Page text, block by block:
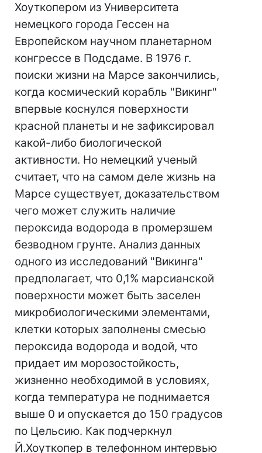
Хоуткопером из Университета
немецкого города Гессен на
Европейском научном планетарном
конгрессе в Подсдаме. В 1976 г.
поиски жизни на Марсе закончились,
когда космический корабль "Викинг"
впервые коснулся поверхности
красной планеты и не зафиксировал
какой-либо биологической
активности. Но немецкий ученый
считает, что на самом деле жизнь на
Марсе существует, доказательством
чего может служить наличие
пероксида водорода в промерзшем
безводном грунте. Анализ данных
одного из исследований "Викинга"
предполагает, что 0,1% марсианской
поверхности может быть заселен
микробиологическими элементами,
клетки которых заполнены смесью
пероксида водорода и водой, что
придает им морозостойкость,
жизненно необходимой в условиях,
когда температура не поднимается
выше 0 и опускается до 150 градусов
по Цельсию. Как подчеркнул
Й.Хоуткопер в телефонном интервью